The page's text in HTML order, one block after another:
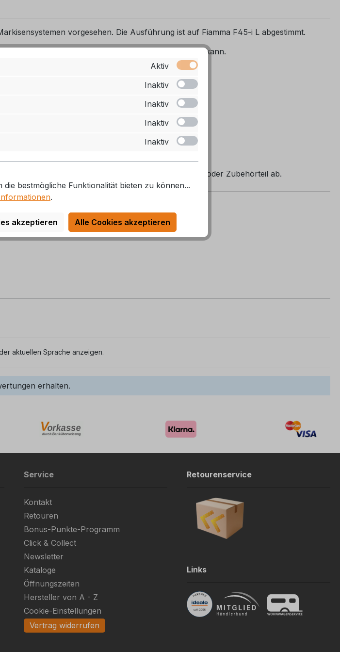
vorgesehen. Die Ausführung ist auf Fiamma F45-i L abgestimmt.
geöffnet, geschlossen oder verriegelt werden kann.
Ausführung vor der Bestellung mit Ihrem Fahrzeug oder Zubehörteil ab.
aktuellen Sprache anzeigen.
erhalten.
Service
Kontakt
Retouren
Bonus-Punkte-Programm
Click & Collect
Newsletter
Kataloge
Öffnungszeiten
Hersteller von A - Z
Cookie-Einstellungen
Vertrag widerrufen
Retourenservice
Links
Aktiv
Inaktiv
Inaktiv
Inaktiv
Inaktiv
bestmögliche Funktionalität bieten zu können...
.
akzeptieren Alle Cookies akzeptieren